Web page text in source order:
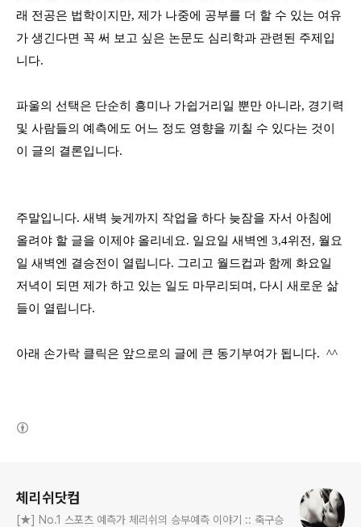
래 전공은 법학이지만, 제가 나중에 공부를 더 할 수 있는 여유
가 생긴다면 꼭 써 보고 싶은 논문도 심리학과 관련된 주제입
니다.
파울의 선택은 단순히 흥미나 가쉽거리일 뿐만 아니라, 경기력
및 사람들의 예측에도 어느 정도 영향을 끼칠 수 있다는 것이
이 글의 결론입니다.
주말입니다. 새벽 늦게까지 작업을 하다 늦잠을 자서 아침에
올려야 할 글을 이제야 올리네요. 일요일 새벽엔 3,4위전 , 월요
일 새벽엔 결승전이 열립니다. 그리고 월드컵과 함께 화요일
저녁이 되면 제가 하고 있는 일도 마무리되며 , 다시 새로운 삶
들이 열립니다.
아래 손가락 클릭은 앞으로의 글에 큰 동기부여가 됩니다. ^^
체리쉬닷컴
[★] No.1 스포츠 예측가 체리쉬의 승부예측 이야기 :: 축구승